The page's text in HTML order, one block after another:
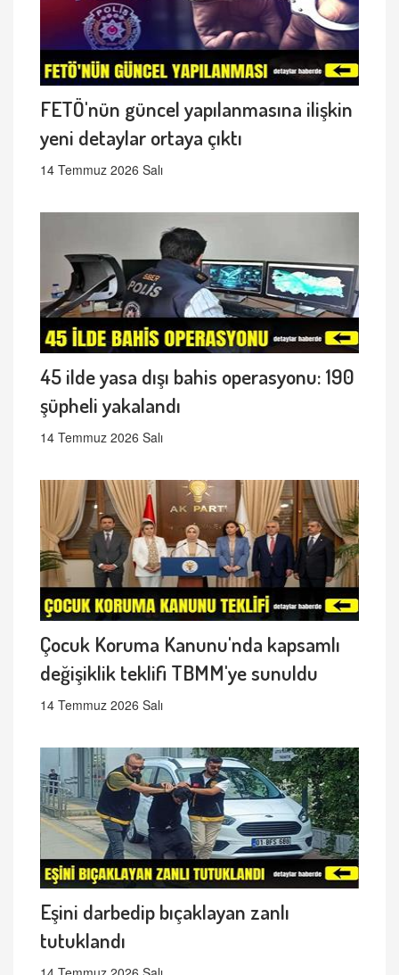
FETÖ'nün güncel yapılanmasına ilişkin
yeni detaylar ortaya çıktı
14 Temmuz 2026 Salı
45 ilde yasa dışı bahis operasyonu: 190
şüpheli yakalandı
14 Temmuz 2026 Salı
Çocuk Koruma Kanunu'nda kapsamlı
değişiklik teklifi TBMM'ye sunuldu
14 Temmuz 2026 Salı
Eşini darbedip bıçaklayan zanlı
tutuklandı